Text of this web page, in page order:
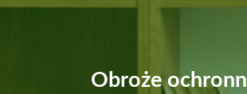
Obroże